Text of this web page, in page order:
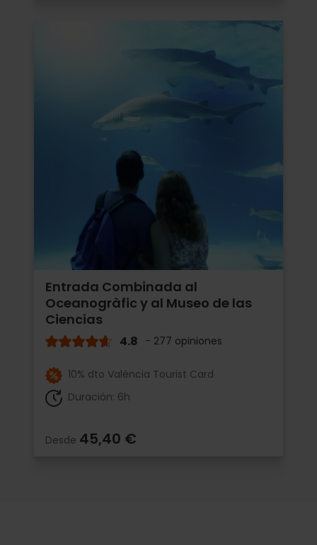
Entrada Combinada al
Oceanogràfic y al Museo de las
Ciencias
4.8 - 277 opiniones
10% dto València Tourist Card
Duración: 6h
Desde 45,40 €